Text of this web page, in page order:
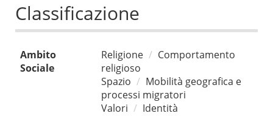
Classificazione
Ambito
Sociale
Religione
Comportamento
religioso
Spazio
Mobilità geografica e
processi migratori
Valori
Identità